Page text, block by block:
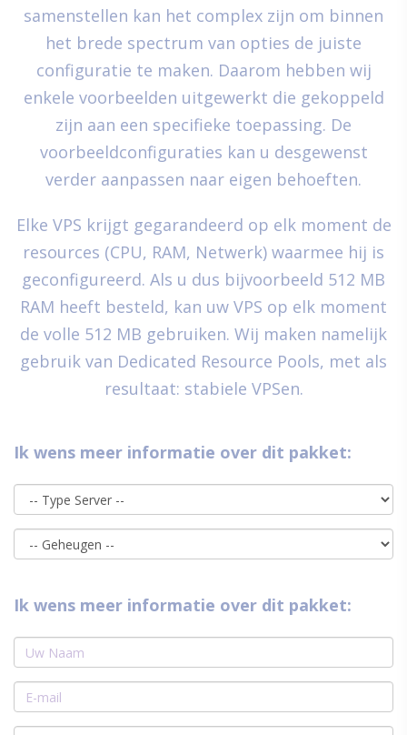
samenstellen kan het complex zijn om binnen
het brede spectrum van opties de juiste
configuratie te maken. Daarom hebben wij
enkele voorbeelden uitgewerkt die gekoppeld
zijn aan een specifieke toepassing. De
voorbeeldconfiguraties kan u desgewenst
verder aanpassen naar eigen behoeften.
Elke VPS krijgt gegarandeerd op elk moment de
resources (CPU, RAM, Netwerk) waarmee hij is
geconfigureerd. Als u dus bijvoorbeeld 512 MB
RAM heeft besteld, kan uw VPS op elk moment
de volle 512 MB gebruiken. Wij maken namelijk
gebruik van Dedicated Resource Pools, met als
resultaat: stabiele VPSen.
Ik wens meer informatie over dit pakket:
Ik wens meer informatie over dit pakket: